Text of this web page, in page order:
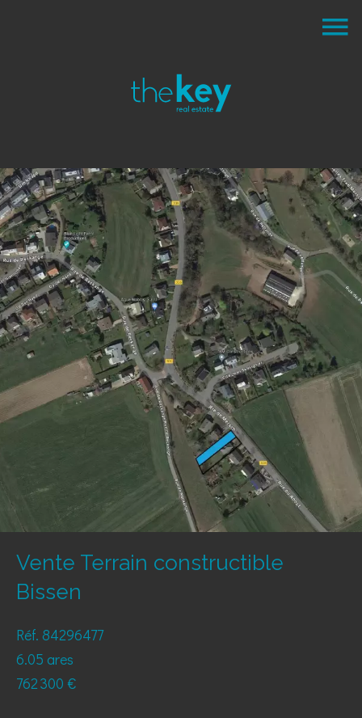
Vente Terrain constructible
Bissen
Réf. 84296477
6.05 ares
762 300 €